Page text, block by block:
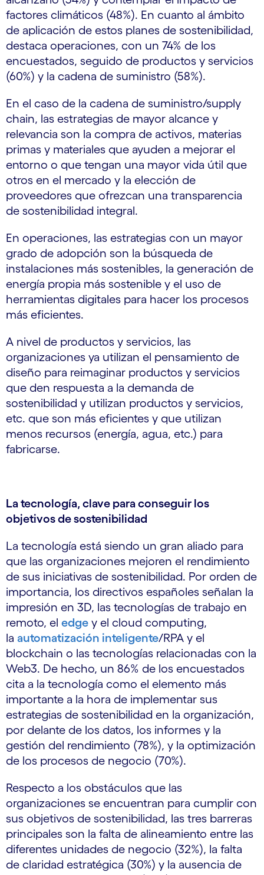
factores climáticos (48%). En cuanto al ámbito
de aplicación de estos planes de sostenibilidad,
destaca operaciones, con un 74% de los
encuestados, seguido de productos y servicios
(60%) y la cadena de suministro (58%).
En el caso de la cadena de suministro/supply
chain, las estrategias de mayor alcance y
relevancia son la compra de activos, materias
primas y materiales que ayuden a mejorar el
entorno o que tengan una mayor vida útil que
otros en el mercado y la elección de
proveedores que ofrezcan una transparencia
de sostenibilidad integral.
En operaciones, las estrategias con un mayor
grado de adopción son la búsqueda de
instalaciones más sostenibles, la generación de
energía propia más sostenible y el uso de
herramientas digitales para hacer los procesos
más eficientes.
A nivel de productos y servicios, las
organizaciones ya utilizan el pensamiento de
diseño para reimaginar productos y servicios
que den respuesta a la demanda de
sostenibilidad y utilizan productos y servicios,
etc. que son más eficientes y que utilizan
menos recursos (energía, agua, etc.) para
fabricarse.
La tecnología, clave para conseguir los
objetivos de sostenibilidad
La tecnología está siendo un gran aliado para
que las organizaciones mejoren el rendimiento
de sus iniciativas de sostenibilidad. Por orden de
importancia, los directivos españoles señalan la
impresión en 3D, las tecnologías de trabajo en
remoto, el edge y el cloud computing,
la automatización inteligente/RPA y el
blockchain o las tecnologías relacionadas con la
Web3. De hecho, un 86% de los encuestados
cita a la tecnología como el elemento más
importante a la hora de implementar sus
estrategias de sostenibilidad en la organización,
por delante de los datos, los informes y la
gestión del rendimiento (78%), y la optimización
de los procesos de negocio (70%).
Respecto a los obstáculos que las
organizaciones se encuentran para cumplir con
sus objetivos de sostenibilidad, las tres barreras
principales son la falta de alineamiento entre las
diferentes unidades de negocio (32%), la falta
de claridad estratégica (30%) y la ausencia de